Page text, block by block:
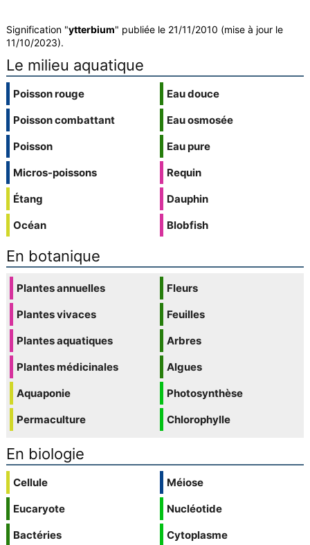
Signification "ytterbium" publiée le 21/11/2010 (mise à jour le
11/10/2023).
Le milieu aquatique
Poisson rouge
Poisson combattant
Poisson
Micros-poissons
Étang
Océan
Eau douce
Eau osmosée
Eau pure
Requin
Dauphin
Blobfish
En botanique
Plantes annuelles
Plantes vivaces
Plantes aquatiques
Plantes médicinales
Aquaponie
Permaculture
Fleurs
Feuilles
Arbres
Algues
Photosynthèse
Chlorophylle
En biologie
Cellule
Eucaryote
Bactéries
Méiose
Nucléotide
Cytoplasme